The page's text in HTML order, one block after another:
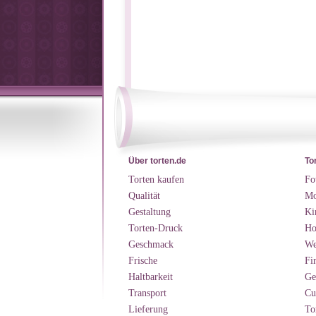
Über torten.de
Torten kaufen
Qualität
Gestaltung
Torten-Druck
Geschmack
Frische
Haltbarkeit
Transport
Lieferung